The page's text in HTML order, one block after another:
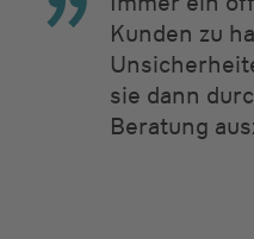
Kunden zu
sie dann
Beratung